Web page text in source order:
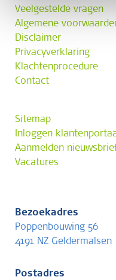
Veelgestelde vragen
Algemene
Disclaimer
Privacyverklaring
Klachtenprocedure
Contact
Sitemap
Inloggen
Aanmelden
Vacatures
Bezoekadres
Poppenbouwing 56
4191 NZ Geldermalsen
Postadres